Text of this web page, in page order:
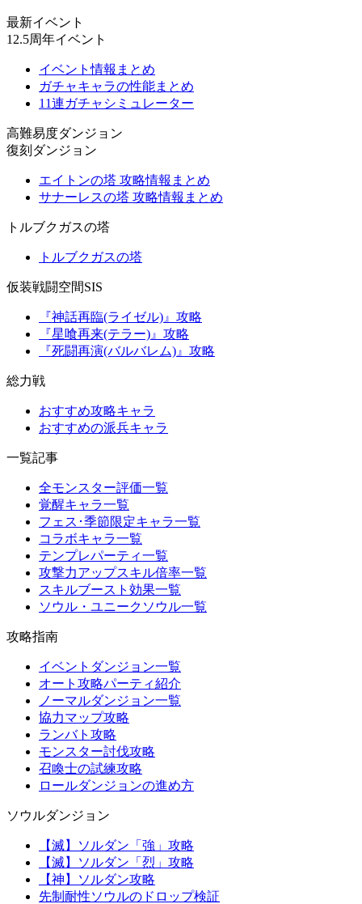
最新イベント
12.5周年イベント
イベント情報まとめ
ガチャキャラの性能まとめ
11連ガチャシミュレーター
高難易度ダンジョン
復刻ダンジョン
エイトンの塔 攻略情報まとめ
サナーレスの塔 攻略情報まとめ
トルブクガスの塔
トルブクガスの塔
仮装戦闘空間SIS
『神話再臨(ライゼル)』攻略
『星喰再来(テラー)』攻略
『死闘再演(バルバレム)』攻略
総力戦
おすすめ攻略キャラ
おすすめの派兵キャラ
一覧記事
全モンスター評価一覧
覚醒キャラ一覧
フェス･季節限定キャラ一覧
コラボキャラ一覧
テンプレパーティ一覧
攻撃力アップスキル倍率一覧
スキルブースト効果一覧
ソウル・ユニークソウル一覧
攻略指南
イベントダンジョン一覧
オート攻略パーティ紹介
ノーマルダンジョン一覧
協力マップ攻略
ランバト攻略
モンスター討伐攻略
召喚士の試練攻略
ロールダンジョンの進め方
ソウルダンジョン
【滅】ソルダン「強」攻略
【滅】ソルダン「烈」攻略
【神】ソルダン攻略
先制耐性ソウルのドロップ検証